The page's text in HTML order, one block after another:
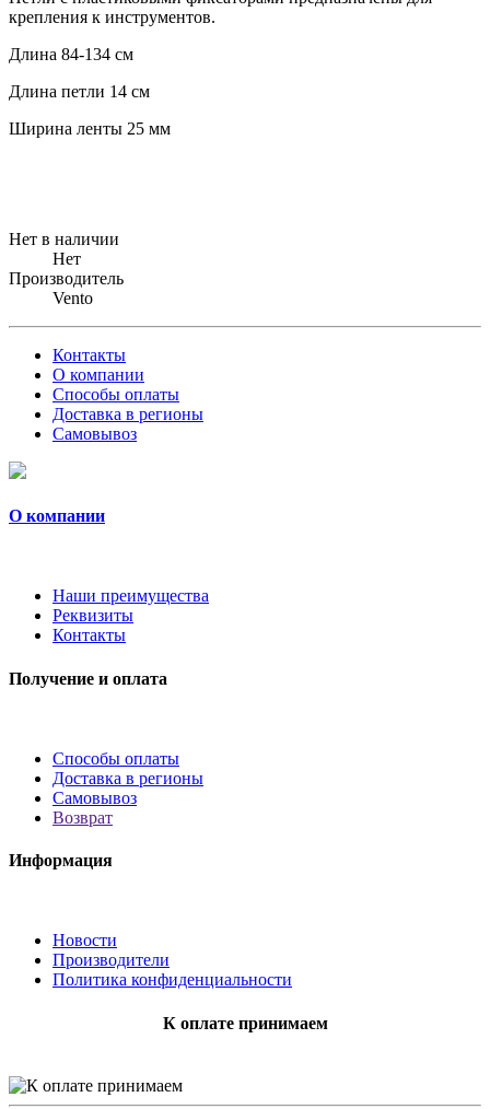
крепления к инструментов.
Длина 84-134 см
Длина петли 14 см
Ширина ленты 25 мм
Нет в наличии
Нет
Производитель
Vento
Контакты
О компании
Способы оплаты
Доставка в регионы
Самовывоз
О компании
Наши преимущества
Реквизиты
Контакты
Получение и оплата
Способы оплаты
Доставка в регионы
Самовывоз
Возврат
Информация
Новости
Производители
Политика конфиденциальности
К оплате принимаем